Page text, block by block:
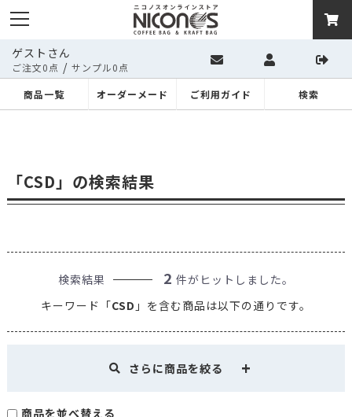
ゲストさん
ご注文0点 / サンプル0点
商品一覧
オーダーメード ご利用ガイド 検索
「CSD」の検索結果
検索結果 2 件がヒットしました。
キーワード「CSD 」を含む商品は以下の通りです。
さらに商品を絞る
商品を並べ替える